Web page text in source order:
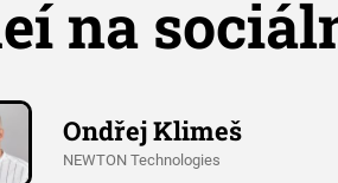
na
Ondřej Klimeš
NEWTON Technologies